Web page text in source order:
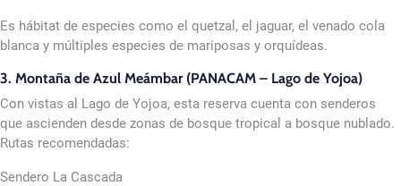
Es hábitat de especies como el quetzal, el jaguar, el venado cola
blanca y múltiples especies de mariposas y orquídeas.
3. Montaña de Azul Meámbar (PANACAM – Lago de Yojoa)
Con vistas al Lago de Yojoa, esta reserva cuenta con senderos
que ascienden desde zonas de bosque tropical a bosque nublado.
Rutas recomendadas:
Sendero La Cascada